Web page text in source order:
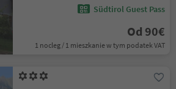
Südtirol Guest Pass
Od 90€
1 nocleg / 1 mieszkanie w tym podatek VAT